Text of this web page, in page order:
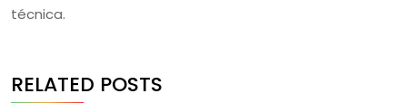
técnica.
RELATED POSTS